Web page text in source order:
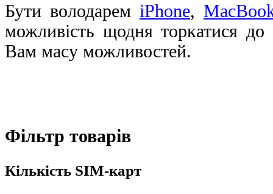
Бути володарем iPhone,
можливість щодня торкатися до
Вам масу можливостей.
Фільтр товарів
Кількість SIM-карт